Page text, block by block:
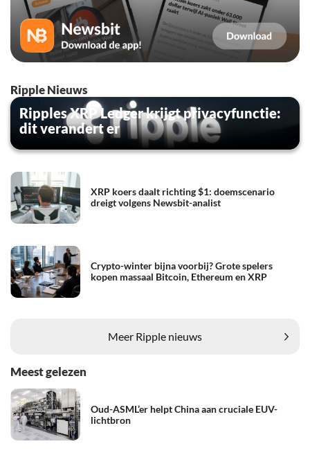
Ripple Nieuws
Ripples XRP Ledger krijgt privacyfunctie:
dit verandert er
XRP koers daalt richting $1: doemscenario
dreigt volgens Newsbit-analist
Crypto-winter bijna voorbij? Grote spelers
kopen massaal Bitcoin, Ethereum en XRP
Meer Ripple nieuws
Meest gelezen
Oud-ASML’er helpt China aan cruciale EUV-
lichtbron